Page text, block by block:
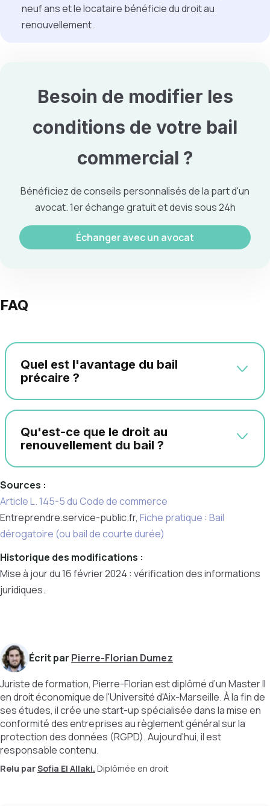
neuf ans et le locataire bénéficie du droit au
renouvellement.
Besoin de modifier les
conditions de votre bail
commercial ?
Bénéficiez de conseils personnalisés de la part d'un
avocat. 1er échange gratuit et devis sous 24h
Échanger avec un avocat
FAQ
Quel est l'avantage du bail
précaire ?
Qu'est-ce que le droit au
renouvellement du bail ?
Sources :
Article L. 145-5 du Code de commerce
Entreprendre.service-public.fr, Fiche pratique : Bail
dérogatoire (ou bail de courte durée)
Historique des modifications :
Mise à jour du 16 février 2024 : vérification des informations
juridiques.
Écrit par Pierre-Florian Dumez
Juriste de formation, Pierre-Florian est diplômé d’un Master II
en droit économique de l'Université d'Aix-Marseille. À la fin de
ses études, il crée une start-up spécialisée dans la mise en
conformité des entreprises au règlement général sur la
protection des données (RGPD). Aujourd'hui, il est
responsable contenu.
Relu parSofia El Allaki. Diplômée en droit